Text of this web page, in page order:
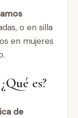
o en silla
en mujeres
es?
de